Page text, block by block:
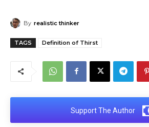
By realistic thinker
TAGS Definition of Thirst
Support The Author